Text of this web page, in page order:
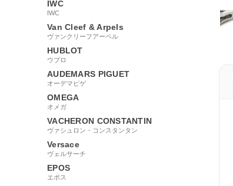
IWC
IWC
Van Cleef & Arpels
ヴァンクリーフアーペル
HUBLOT
ウブロ
AUDEMARS PIGUET
オーデマピゲ
OMEGA
オメガ
VACHERON CONSTANTIN
ヴァシュロン・コンスタンタン
Versace
ヴェルサーチ
EPOS
エポス